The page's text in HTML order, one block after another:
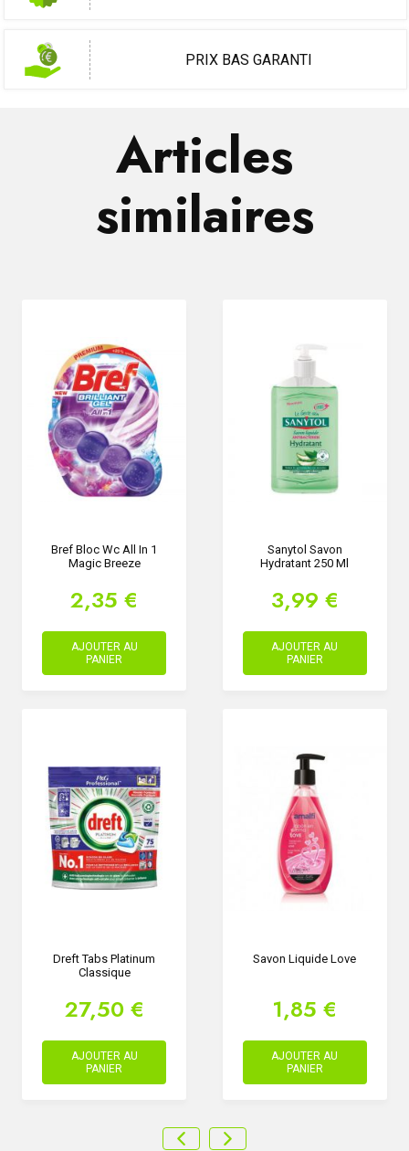
PRIX BAS GARANTI
Articles
similaires
Bref Bloc Wc All In 1
Magic Breeze
2,35 €
AJOUTER AU
PANIER
Sanytol Savon
Hydratant 250 Ml
3,99 €
AJOUTER AU
PANIER
Dreft Tabs Platinum
Classique
27,50 €
AJOUTER AU
PANIER
Savon Liquide Love
1,85 €
AJOUTER AU
PANIER